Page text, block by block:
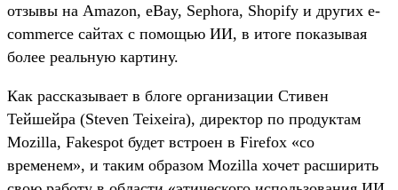
отзывы на Amazon, eBay, Sephora, Shopify и других e-
commerce сайтах с помощью ИИ, в итоге показывая
более реальную картину.
Как рассказывает в блоге организации Стивен
Тейшейра (Steven Teixeira), директор по продуктам
Mozilla, Fakespot будет встроен в Firefox «со
временем», и таким образом Mozilla хочет расширить